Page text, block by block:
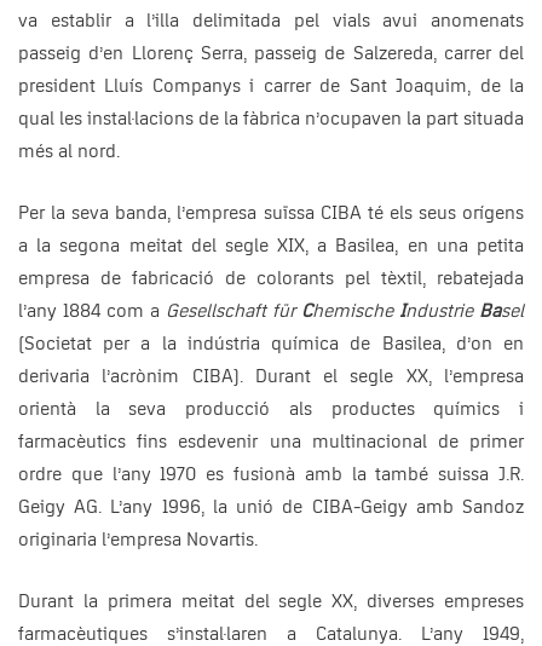
va establir a l’illa delimitada pel vials avui anomenats
passeig d’en Llorenç Serra, passeig de Salzereda, carrer del
president Lluís Companys i carrer de Sant Joaquim, de la
qual les instal·lacions de la fàbrica n’ocupaven la part situada
més al nord.
Per la seva banda, l’empresa suïssa CIBA té els seus orígens
a la segona meitat del segle XIX, a Basilea, en una petita
empresa de fabricació de colorants pel tèxtil, rebatejada
l’any 1884 com a Gesellschaft für Chemische Industrie Basel
(Societat per a la indústria química de Basilea, d’on en
derivaria l’acrònim CIBA). Durant el segle XX, l’empresa
orientà la seva producció als productes químics i
farmacèutics fins esdevenir una multinacional de primer
ordre que l’any 1970 es fusionà amb la també suissa J.R.
Geigy AG. L’any 1996, la unió de CIBA-Geigy amb Sandoz
originaria l’empresa Novartis.
Durant la primera meitat del segle XX, diverses empreses
farmacèutiques s’instal·laren a Catalunya. L’any 1949,